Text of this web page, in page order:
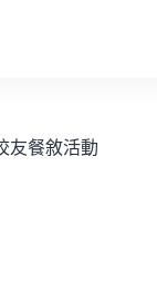
友餐敘活動